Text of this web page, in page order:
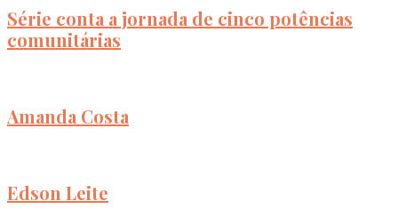
Série conta a jornada de cinco potências
comunitárias
Amanda Costa
Edson Leite